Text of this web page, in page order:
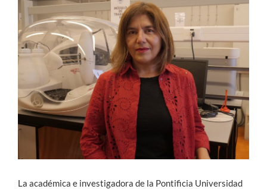
Formación Continua
Estudiantes
Académicos
Funcionarios
Alumni
La académica e investigadora de la Pontificia Universidad